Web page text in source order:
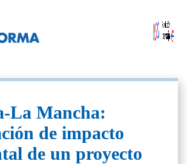
La Mancha:
de impacto
de un proyecto